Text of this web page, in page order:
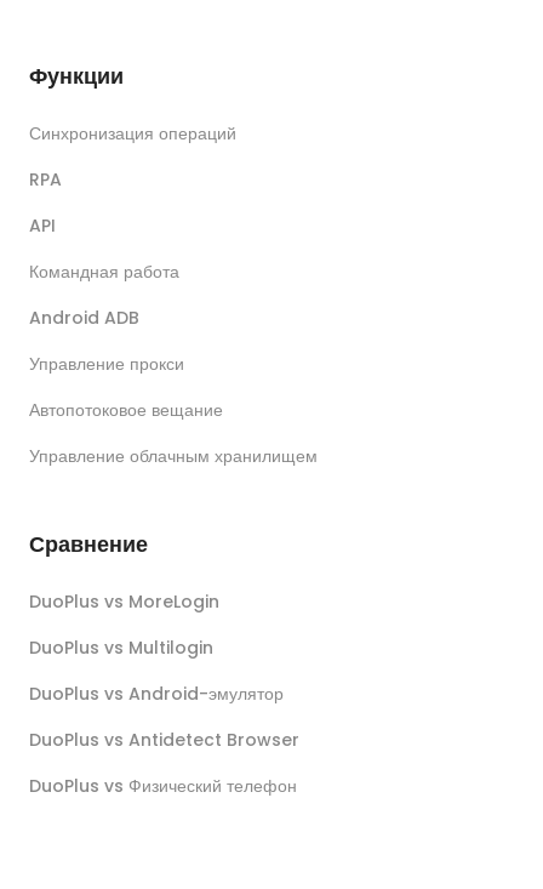
Функции
Синхронизация операций
RPA
API
Командная работа
Android ADB
Управление прокси
Автопотоковое вещание
Управление облачным хранилищем
Сравнение
DuoPlus vs MoreLogin
DuoPlus vs Multilogin
DuoPlus vs Android-эмулятор
DuoPlus vs Antidetect Browser
DuoPlus vs Физический телефон